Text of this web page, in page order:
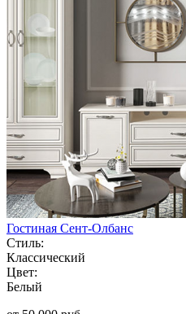
Гостиная Сент-Олбанс
Стиль:
Классический
Цвет:
Белый